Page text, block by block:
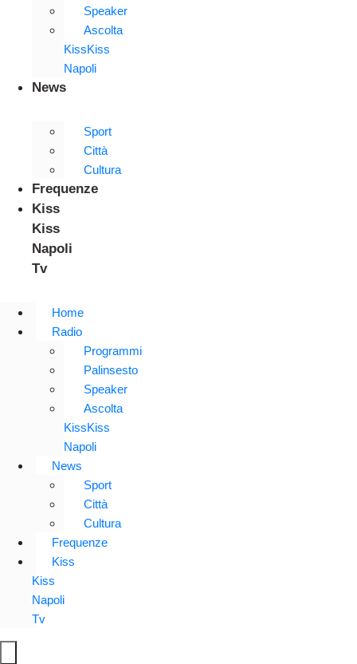
Speaker
Ascolta
KissKiss
Napoli
News
Sport
Città
Cultura
Frequenze
Kiss
Kiss
Napoli
Tv
Home
Radio
Programmi
Palinsesto
Speaker
Ascolta
KissKiss
Napoli
News
Sport
Città
Cultura
Frequenze
Kiss
Kiss
Napoli
Tv